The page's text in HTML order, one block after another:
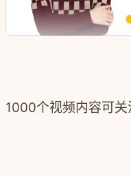
1000个视频内容可